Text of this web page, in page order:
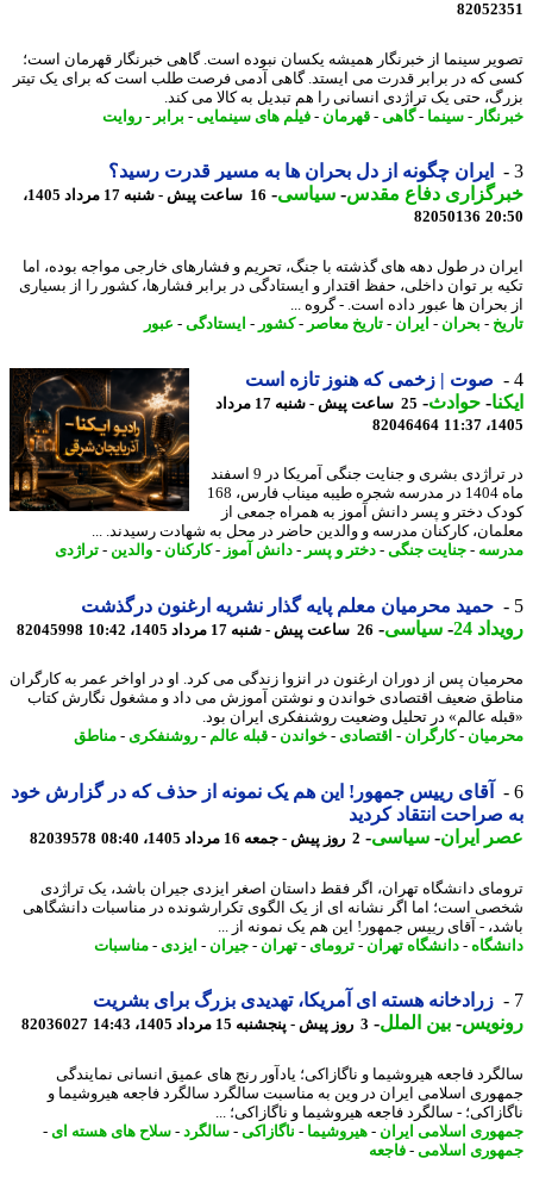
سینما از خبرنگار همیشه یکسان نبوده است. گاهی خبرنگار قهرمان است؛
که در برابر قدرت می ایستد. گاهی آدمی فرصت طلب است که برای یک تیتر
حتی یک تراژدی انسانی را هم تبدیل به کالا می کند.
-سینما-گاهی-قهرمان -فیلم های سینمایی-برابر- روایت
ایران چگونه از دل بحران ها به مسیر قدرت رسید؟
دفاع مقدس-سیاسی-
16 ساعت پیش - شنبه 17 مرداد 1405،
82050136
در طول دهه های گذشته با جنگ، تحریم و فشارهای خارجی مواجه بوده، اما
بر توان داخلی، حفظ اقتدار و ایستادگی در برابر فشارها، کشور را از بسیاری
ها عبور داده است. - گروه ...
- بحران- ایران - تاریخ معاصر-کشور-ایستادگی-عبور
صوت | زخمی که هنوز تازه است
-حوادث -
25 ساعت پیش - شنبه 17 مرداد
82046464
در تراژدی بشری و جنایت جنگی آمریکا در 9 اسفند
ماه 1404 در مدرسه شجره طیبه میناب فارس، 168
دختر و پسر دانش آموز به همراه جمعی از
کارکنان مدرسه و والدین حاضر در محل به شهادت رسیدند. ...
-جنایت جنگی-دختر و پسر -دانش آموز -کارکنان-والدین-تراژدی
حمید محرمیان معلم پایه گذار نشریه ارغنون درگذشت
24
-سیاسی-26 ساعت پیش - شنبه 17 مرداد 1405، 10:42 82045998
پس از دوران ارغنون در انزوا زندگی می کرد. او در اواخر عمر به کارگران
ضعیف اقتصادی خواندن و نوشتن آموزش می داد و مشغول نگارش کتاب
عالم» در تحلیل وضعیت روشنفکری ایران بود.
-کارگران- اقتصادی-خواندن -قبله عالم -روشنفکری- مناطق
آقای رییس جمهور! این هم یک نمونه از حذف که در گزارش خود
انتقاد کردید
ایران- سیاسی-2 روز پیش - جمعه 16 مرداد 1405، 08:40 82039578
دانشگاه تهران، اگر فقط داستان اصغر ایزدی جیران باشد، یک تراژدی
است؛ اما اگر نشانه ای از یک الگوی تکرارشونده در مناسبات دانشگاهی
- آقای رییس جمهور! این هم یک نمونه از ...
-دانشگاه تهران- ترومای-تهران- جیران- ایزدی-مناسبات
زرادخانه هسته ای آمریکا، تهدیدی بزرگ برای بشریت
-بین الملل-3 روز پیش - پنجشنبه 15 مرداد 1405، 14:43 82036027
فاجعه هیروشیما و ناگازاکی؛ یادآور رنج های عمیق انسانی نمایندگی
اسلامی ایران در وین به مناسبت سالگرد سالگرد فاجعه هیروشیما و
- سالگرد فاجعه هیروشیما و ناگازاکی؛ ...
اسلامی ایران - هیروشیما-ناگازاکی -سالگرد-سلاح های هسته ای-
اسلامی-فاجعه